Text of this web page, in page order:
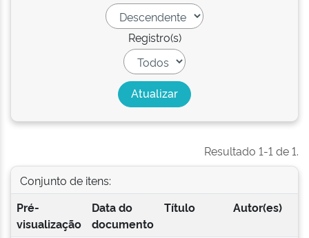
Registro(s)
Resultado 1-1 de 1.
Conjunto de itens:
Pré-
visualização
Data do
documento
Título Autor(es)